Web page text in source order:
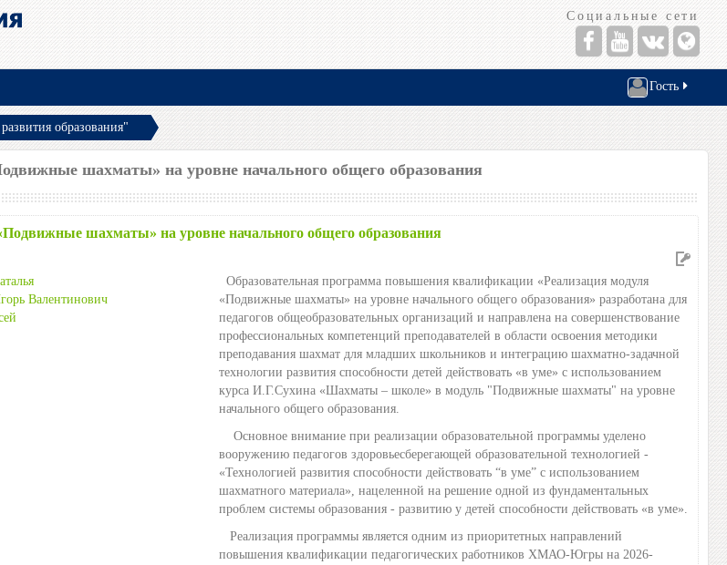
Социальные сети
Гость
образования"
шахматы» на уровне начального общего образования
шахматы» на уровне начального общего образования
Образовательная программа повышения квалификации «Реализация модуля
«Подвижные шахматы» на уровне начального общего образования» разработана для
педагогов общеобразовательных организаций и направлена на совершенствование
профессиональных компетенций преподавателей в области освоения методики
преподавания шахмат для младших школьников и интеграцию шахматно-задачной
технологии развития способности детей действовать «в уме» с использованием
курса И.Г.Сухина «Шахматы – школе» в модуль "Подвижные шахматы" на уровне
начального общего образования.
Основное внимание при реализации образовательной программы уделено
вооружению педагогов здоровьесберегающей образовательной технологией -
«Технологией развития способности действовать “в уме” с использованием
шахматного материала», нацеленной на решение одной из фундаментальных
проблем системы образования - развитию у детей способности действовать «в уме».
Реализация программы является одним из приоритетных направлений
повышения квалификации педагогических работников ХМАО-Югры на 2026-
Валентинович